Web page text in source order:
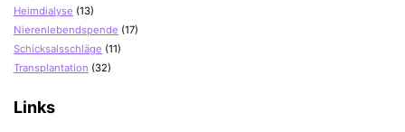
Heimdialyse (13)
Nierenlebendspende (17)
Schicksalsschläge (11)
Transplantation (32)
Links